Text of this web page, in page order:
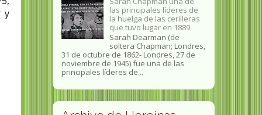
y
las principales líderes de
la huelga de las cerilleras
que tuvo lugar en 1889
Sarah Dearman (de
soltera Chapman; Londres,
31 de octubre de 1862​- Londres, 27 de
noviembre de 1945)​ fue una de las
principales líderes de...